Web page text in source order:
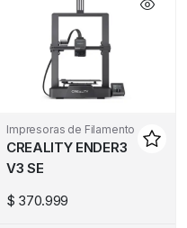
Impresoras de Filamento
CREALITY ENDER3
V3 SE
$ 370.999